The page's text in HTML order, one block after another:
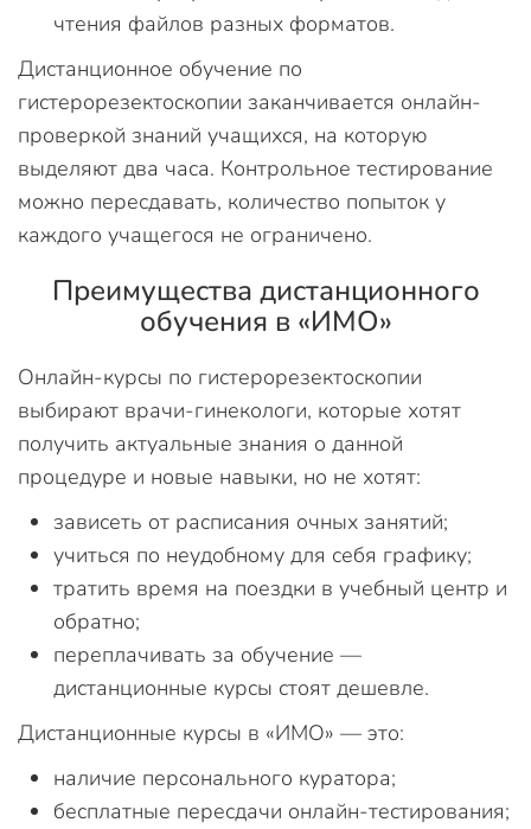
чтения файлов разных форматов.
Дистанционное обучение по
гистерорезектоскопии заканчивается онлайн-
проверкой знаний учащихся, на которую
выделяют два часа. Контрольное тестирование
можно пересдавать, количество попыток у
каждого учащегося не ограничено.
Преимущества дистанционного
обучения в «ИМО»
Онлайн-курсы по гистерорезектоскопии
выбирают врачи-гинекологи, которые хотят
получить актуальные знания о данной
процедуре и новые навыки, но не хотят:
зависеть от расписания очных занятий;
учиться по неудобному для себя графику;
тратить время на поездки в учебный центр и
обратно;
переплачивать за обучение —
дистанционные курсы стоят дешевле.
Дистанционные курсы в «ИМО» — это:
наличие персонального куратора;
бесплатные пересдачи онлайн-тестирования;